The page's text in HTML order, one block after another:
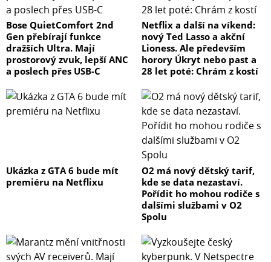
Bose QuietComfort 2nd
Gen přebírají funkce
dražších Ultra. Mají
prostorový zvuk, lepší ANC
a poslech přes USB-C
Netflix a další na víkend:
nový Ted Lasso a akční
Lioness. Ale především
horory Úkryt nebo past a
28 let poté: Chrám z kostí
Ukázka z GTA 6 bude mít
premiéru na Netflixu
O2 má nový dětský tarif,
kde se data nezastaví.
Pořídit ho mohou rodiče s
dalšími službami v O2
Spolu